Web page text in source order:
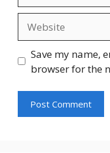
Save my name,
browser for the